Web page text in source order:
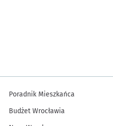
Poradnik Mieszkańca
Budżet Wrocławia